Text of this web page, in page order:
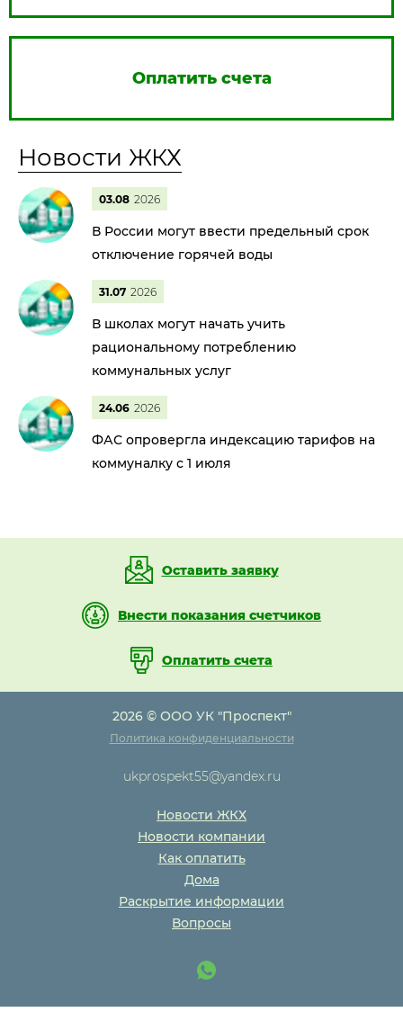
Оплатить счета
Новости ЖКХ
03.08 2026
В России могут ввести предельный срок
отключение горячей воды
31.07 2026
В школах могут начать учить
рациональному потреблению
коммунальных услуг
24.06 2026
ФАС опровергла индексацию тарифов на
коммуналку с 1 июля
Оставить заявку
Внести показания счетчиков
Оплатить счета
2026 © ООО УК "Проспект"
Политика конфиденциальности
ukprospekt55@yandex.ru
Новости ЖКХ
Новости компании
Как оплатить
Дома
Раскрытие информации
Вопросы